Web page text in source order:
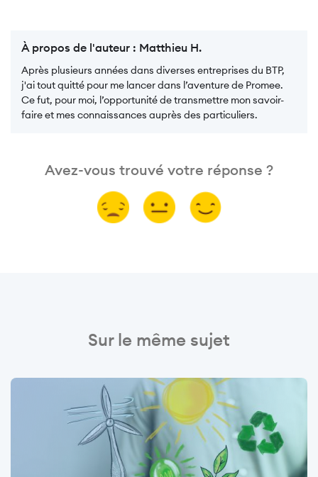
À propos de l'auteur : Matthieu H.
Après plusieurs années dans diverses entreprises du BTP,
j'ai tout quitté pour me lancer dans l’aventure de Promee.
Ce fut, pour moi, l’opportunité de transmettre mon savoir-
faire et mes connaissances auprès des particuliers.
Avez-vous trouvé votre réponse ?
Sur le même sujet
Image